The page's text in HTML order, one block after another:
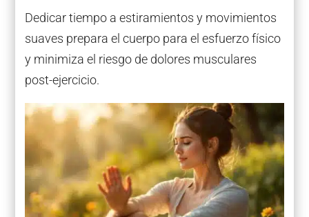
Dedicar tiempo a estiramientos y movimientos
suaves prepara el cuerpo para el esfuerzo físico
y minimiza el riesgo de dolores musculares
post-ejercicio.